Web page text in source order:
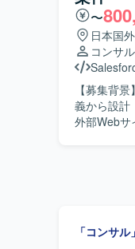
環境】
〜
日本国外
コンサル
【募集背
義から設計・
外部Webサ
「コンサ